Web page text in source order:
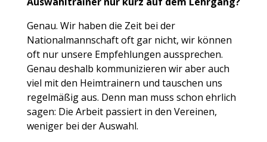
Genau. Wir haben die Zeit bei der
Nationalmannschaft oft gar nicht, wir können
oft nur unsere Empfehlungen aussprechen.
Genau deshalb kommunizieren wir aber auch
viel mit den Heimtrainern und tauschen uns
regelmäßig aus. Denn man muss schon ehrlich
sagen: Die Arbeit passiert in den Vereinen,
weniger bei der Auswahl.